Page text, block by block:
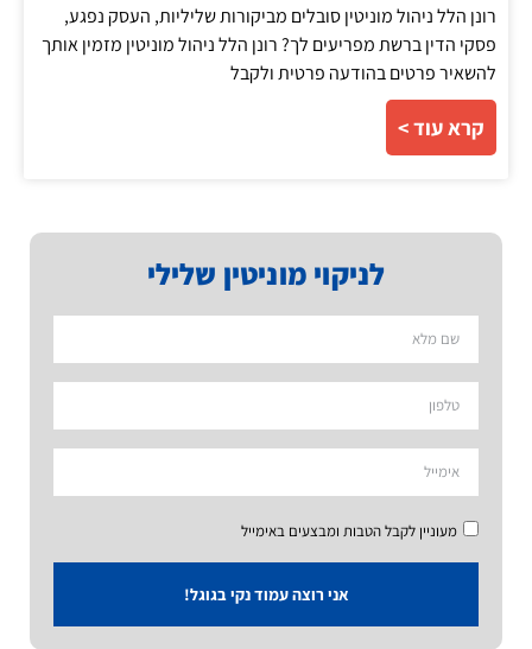
לניקוי מוניטין שלילי
מעוניין לקבל הטבות ומבצעים באימייל
אני רוצה עמוד נקי בגוגל!
רונן הלל ניהול מוניטין סובלים מביקורות שליליות, העסק נפגע,
פסקי הדין ברשת מפריעים לך? רונן הלל ניהול מוניטין מזמין אותך
להשאיר פרטים בהודעה פרטית ולקבל
קרא עוד >